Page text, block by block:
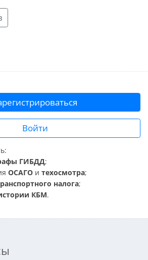
Войти
ГИБДД;
ОСАГО и техосмотра;
налога;
КБМ.